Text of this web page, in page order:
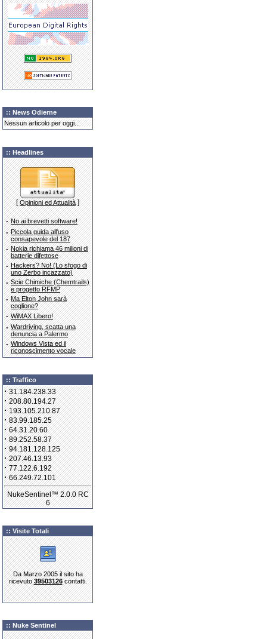
:: News Odierne
Nessun articolo per oggi...
:: Headlines
[Opinioni ed Attualità]
· No ai brevetti software!
· Piccola guida all'uso
consapevole del 187
· Nokia richiama 46 milioni di
batterie difettose
· Hackers? No! (Lo sfogo di
uno Zerbo incazzato)
· Scie Chimiche (Chemtrails)
e progetto RFMP
· Ma Elton John sarà
coglione?
· WiMAX Libero!
· Wardriving, scatta una
denuncia a Palermo
· Windows Vista ed il
riconoscimento vocale
:: Traffico
·31.184.238.33
·208.80.194.27
·193.105.210.87
·83.99.185.25
·64.31.20.60
·89.252.58.37
·94.181.128.125
·207.46.13.93
·77.122.6.192
·66.249.72.101
NukeSentinel™ 2.0.0 RC
6
:: Visite Totali
Da Marzo 2005 il sito ha
ricevuto39503126contatti.
:: Nuke Sentinel